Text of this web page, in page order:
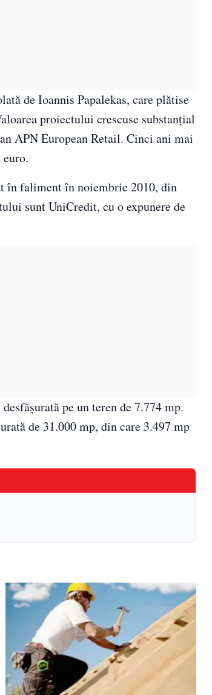
de Ioannis Papalekas, care plătise
proiectului crescuse substanţial
APN European Retail. Cinci ani mai
în faliment în noiembrie 2010, din
sunt UniCredit, cu o expunere de
pe un teren de 7.774 mp.
de 31.000 mp, din care 3.497 mp